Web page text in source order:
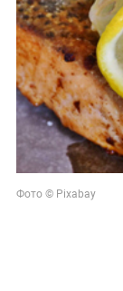
Фото © Pixabay